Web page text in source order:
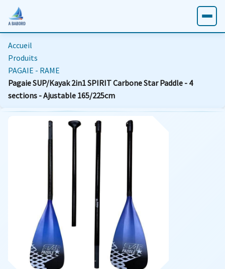
Accueil
Produits
PAGAIE - RAME
Pagaie SUP/Kayak 2in1 SPIRIT Carbone Star Paddle - 4
sections - Ajustable 165/225cm